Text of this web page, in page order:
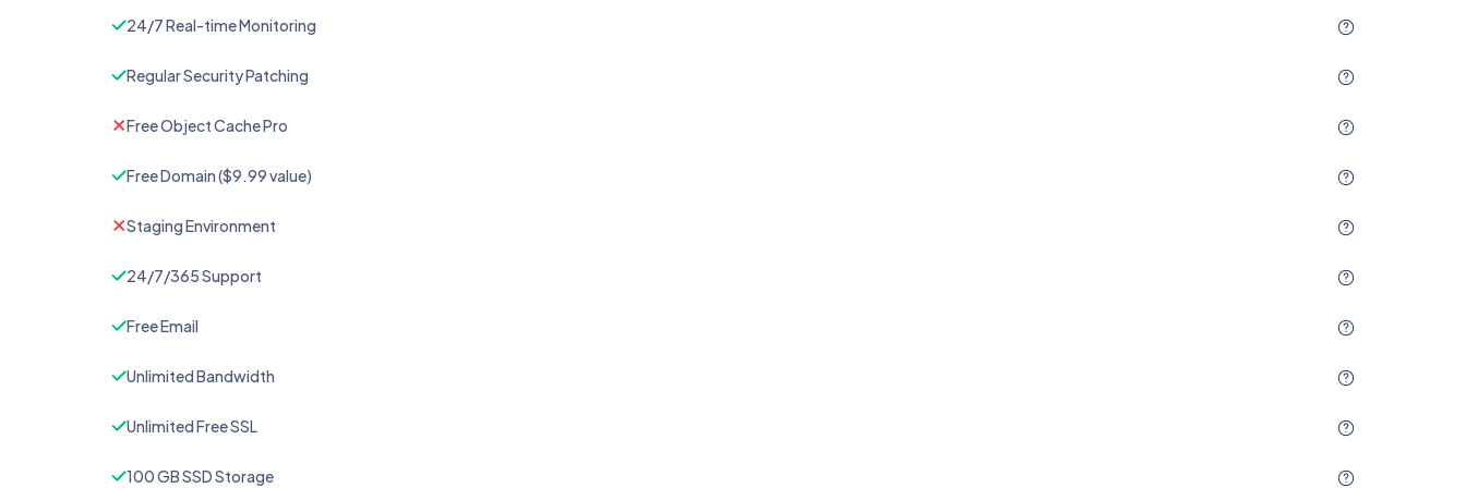
24/7 Real-time Monitoring
Regular Security Patching
Free Object Cache Pro
Free Domain ($9.99 value)
Staging Environment
24/7/365 Support
Free Email
Unlimited Bandwidth
Unlimited Free SSL
100 GB SSD Storage